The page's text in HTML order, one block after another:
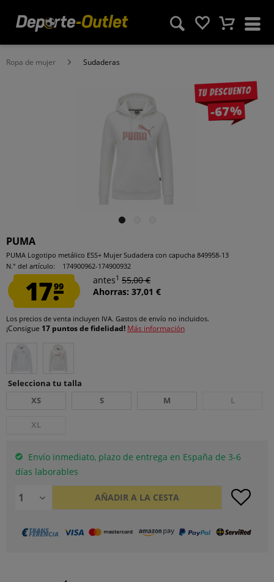
Ropa de mujer Sudaderas
Tu descuento
-67%
PUMA
PUMA Logotipo metálico ESS+ Mujer Sudadera con capucha 849958-13
N.° del artículo:
174900962-174900932
17.99
antes1 55,00 €
Ahorras: 37,01 €
Los precios de venta incluyen IVA. Gastos de envío no incluidos.
¡Consigue 17 puntos de fidelidad! Más información
Selecciona tu talla
XS
S M L
XL
Envío inmediato, plazo de entrega en España de 3-6
días laborables
AÑADIR A LA CESTA